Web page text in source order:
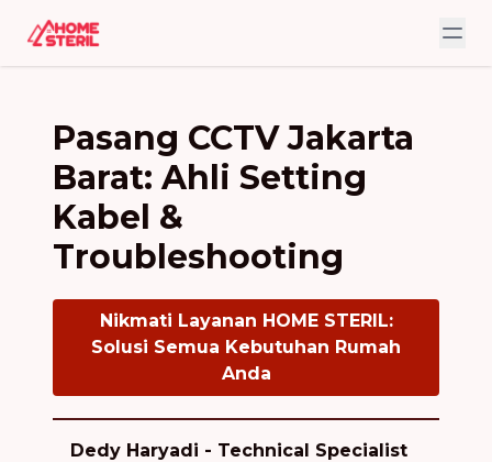
Pasang CCTV Jakarta
Barat: Ahli Setting
Kabel &
Troubleshooting
Nikmati Layanan HOME STERIL:
Solusi Semua Kebutuhan Rumah
Anda
Dedy Haryadi - Technical Specialist